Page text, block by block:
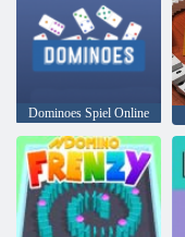
Dominoes Spiel Online